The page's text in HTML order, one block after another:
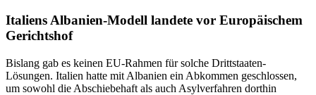
Italiens Albanien-Modell landete vor Europäischem
Gerichtshof
Bislang gab es keinen EU-Rahmen für solche Drittstaaten-
Lösungen. Italien hatte mit Albanien ein Abkommen geschlossen,
um sowohl die Abschiebehaft als auch Asylverfahren dorthin